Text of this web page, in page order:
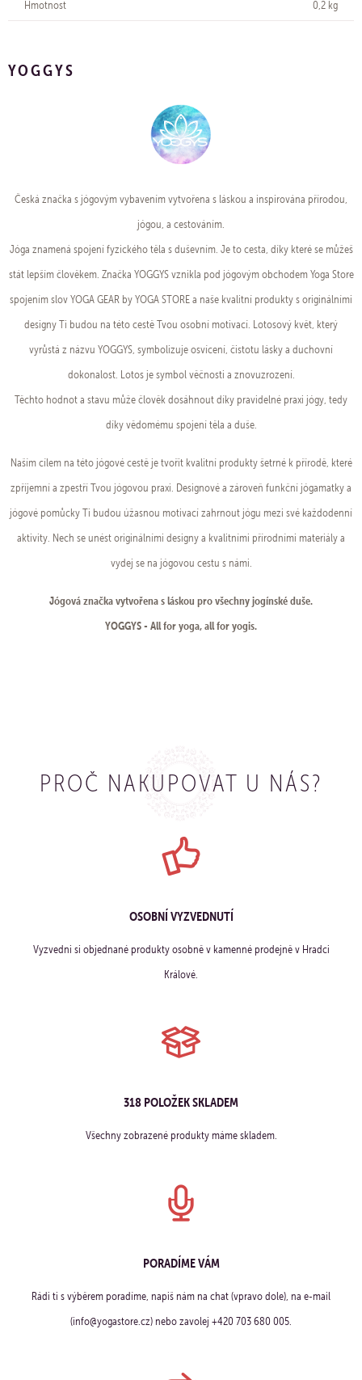
Hmotnost 0,2 kg
YOGGYS
Česká značka s jógovým vybavením vytvořena s láskou a inspirována přírodou,
jógou, a cestováním.
Jóga znamená spojení fyzického těla s duševním. Je to cesta, díky které se můžeš
stát lepším člověkem. Značka YOGGYS vznikla pod jógovým obchodem Yoga Store
spojením slov YOGA GEAR by YOGA STORE a naše kvalitní produkty s originálními
designy Ti budou na této cestě Tvou osobní motivací. Lotosový květ, který
vyrůstá z názvu YOGGYS, symbolizuje osvícení, čistotu lásky a duchovní
dokonalost. Lotos je symbol věčnosti a znovuzrození.
Těchto hodnot a stavu může člověk dosáhnout díky pravidelné praxi jógy, tedy
díky vědomému spojení těla a duše.
Naším cílem na této jógové cestě je tvořit kvalitní produkty šetrné k přírodě, které
zpříjemní a zpestří Tvou jógovou praxi. Designové a zároveň funkční jógamatky a
jógové pomůcky Ti budou úžasnou motivací zahrnout jógu mezi své každodenní
aktivity. Nech se unést originálními designy a kvalitními přírodními materiály a
vydej se na jógovou cestu s námi.
Jógová značka vytvořena s láskou pro všechny jogínské duše.
YOGGYS - All for yoga, all for yogis.
PROČ NAKUPOVAT U NÁS?
OSOBNÍ VYZVEDNUTÍ
Vyzvedni si objednané produkty osobně v kamenné prodejně v Hradci
Králové.
318 POLOŽEK SKLADEM
Všechny zobrazené produkty máme skladem.
PORADÍME VÁM
Rádi ti s výběrem poradíme, napiš nám na chat (vpravo dole), na e-mail
(info@yogastore.cz) nebo zavolej +420 703 680 005.